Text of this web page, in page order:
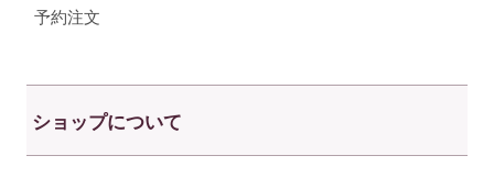
予約注文
ショップについて